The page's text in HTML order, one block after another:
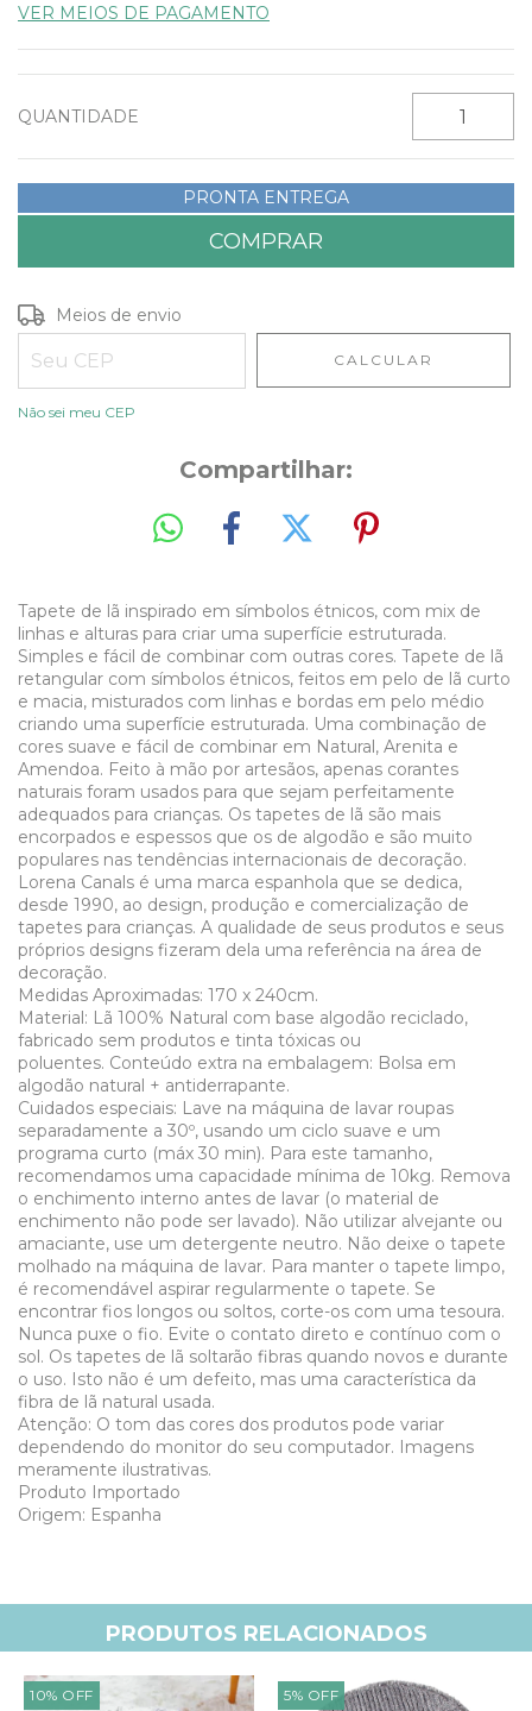
VER MEIOS DE PAGAMENTO
QUANTIDADE
PRONTA ENTREGA
Entregas para o CEP:
Meios de envio
CALCULAR
Não sei meu CEP
Compartilhar:
Tapete de lã inspirado em símbolos étnicos, com mix de
linhas e alturas para criar uma superfície estruturada.
Simples e fácil de combinar com outras cores. Tapete de lã
retangular com símbolos étnicos, feitos em pelo de lã curto
e macia, misturados com linhas e bordas em pelo médio
criando uma superfície estruturada. Uma combinação de
cores suave e fácil de combinar em Natural, Arenita e
Amendoa. Feito à mão por artesãos, apenas corantes
naturais foram usados para que sejam perfeitamente
adequados para crianças. Os tapetes de lã são mais
encorpados e espessos que os de algodão e são muito
populares nas tendências internacionais de decoração.
Lorena Canals é uma marca espanhola que se dedica,
desde 1990, ao design, produção e comercialização de
tapetes para crianças. A qualidade de seus produtos e seus
próprios designs fizeram dela uma referência na área de
decoração.
Medidas Aproximadas: 170 x 240cm.
Material: Lã 100% Natural com base algodão reciclado,
fabricado sem produtos e tinta tóxicas ou
poluentes. Conteúdo extra na embalagem: Bolsa em
algodão natural + antiderrapante.
Cuidados especiais: Lave na máquina de lavar roupas
separadamente a 30º, usando um ciclo suave e um
programa curto (máx 30 min). Para este tamanho,
recomendamos uma capacidade mínima de 10kg. Remova
o enchimento interno antes de lavar (o material de
enchimento não pode ser lavado). Não utilizar alvejante ou
amaciante, use um detergente neutro. Não deixe o tapete
molhado na máquina de lavar. Para manter o tapete limpo,
é recomendável aspirar regularmente o tapete. Se
encontrar fios longos ou soltos, corte-os com uma tesoura.
Nunca puxe o fio. Evite o contato direto e contínuo com o
sol. Os tapetes de lã soltarão fibras quando novos e durante
o uso. Isto não é um defeito, mas uma característica da
fibra de lã natural usada.
Atenção: O tom das cores dos produtos pode variar
dependendo do monitor do seu computador. Imagens
meramente ilustrativas.
Produto Importado
Origem: Espanha
PRODUTOS RELACIONADOS
10% OFF 5% OFF